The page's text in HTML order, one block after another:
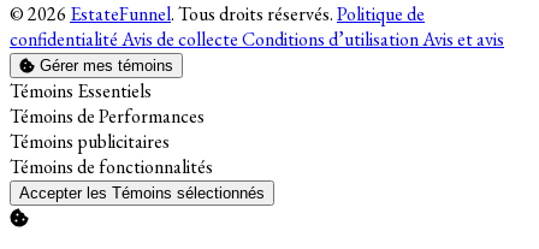
© 2026 EstateFunnel. Tous droits réservés.Politique de
confidentialitéAvis de collecteConditions d’utilisationAvis et avis
Gérer mes témoins
Activer
Témoins Essentiels
Activer
Témoins de Performances
Activer
Témoins publicitaires
Activer
Témoins de fonctionnalités
Accepter les Témoins sélectionnés